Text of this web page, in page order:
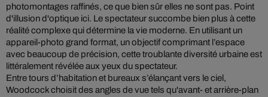
photomontages raffinés, ce que bien sûr elles ne sont pas. Point
d'illusion d'optique ici. Le spectateur succombe bien plus à cette
réalité complexe qui détermine la vie moderne. En utilisant un
appareil-photo grand format, un objectif comprimant l’espace
avec beaucoup de précision, cette troublante diversité urbaine est
littéralement révélée aux yeux du spectateur.
Entre tours d’habitation et bureaux s’élançant vers le ciel,
Woodcock choisit des angles de vue tels qu'avant- et arrière-plan